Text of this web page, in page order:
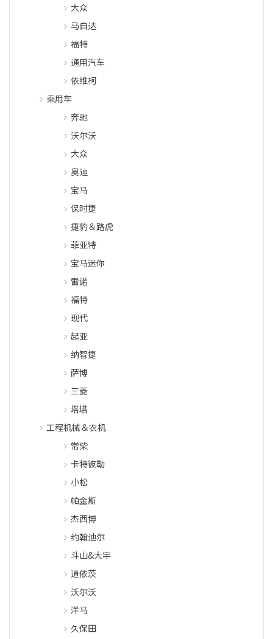
大众
马自达
福特
通用汽车
依维柯
乘用车
奔驰
沃尔沃
大众
奥迪
宝马
保时捷
捷豹＆路虎
菲亚特
宝马迷你
雷诺
福特
现代
起亚
纳智捷
萨博
三菱
塔塔
工程机械＆农机
常柴
卡特彼勒
小松
帕金斯
杰西博
约翰迪尔
斗山&大宇
道依茨
沃尔沃
洋马
久保田